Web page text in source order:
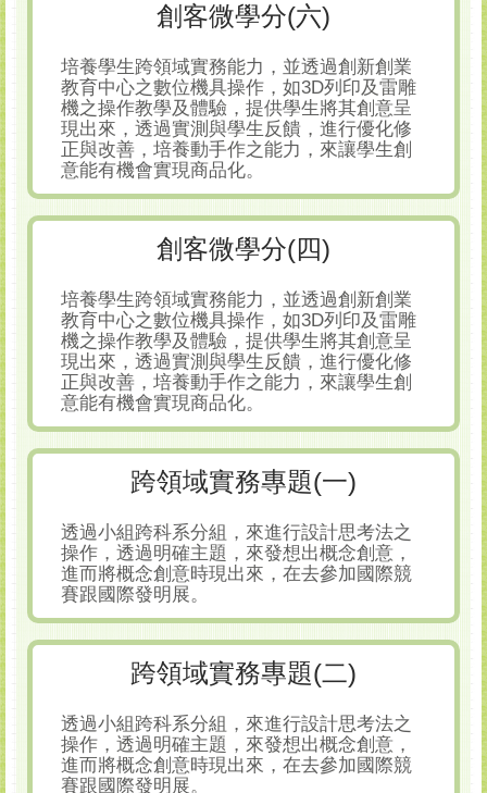
創客微學分(六)
培養學生跨領域實務能力，並透過創新創業
教育中心之數位機具操作，如3D列印及雷雕
機之操作教學及體驗，提供學生將其創意呈
現出來，透過實測與學生反饋，進行優化修
正與改善，培養動手作之能力，來讓學生創
意能有機會實現商品化。
創客微學分(四)
培養學生跨領域實務能力，並透過創新創業
教育中心之數位機具操作，如3D列印及雷雕
機之操作教學及體驗，提供學生將其創意呈
現出來，透過實測與學生反饋，進行優化修
正與改善，培養動手作之能力，來讓學生創
意能有機會實現商品化。
跨領域實務專題(一)
透過小組跨科系分組，來進行設計思考法之
操作，透過明確主題，來發想出概念創意，
進而將概念創意時現出來，在去參加國際競
賽跟國際發明展。
跨領域實務專題(二)
透過小組跨科系分組，來進行設計思考法之
操作，透過明確主題，來發想出概念創意，
進而將概念創意時現出來，在去參加國際競
賽跟國際發明展。